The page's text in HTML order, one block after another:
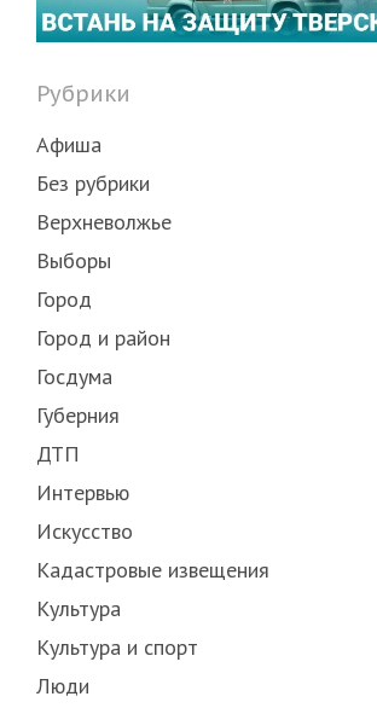
Рубрики
Афиша
Без рубрики
Верхневолжье
Выборы
Город
Город и район
Госдума
Губерния
ДТП
Интервью
Искусство
Кадастровые извещения
Культура
Культура и спорт
Люди